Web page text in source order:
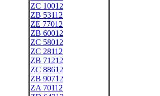
ZC 10012
ZB 53112
ZE 77012
ZB 60012
ZC 58012
ZC 28112
ZB 71212
ZC 88612
ZB 90712
ZA 70112